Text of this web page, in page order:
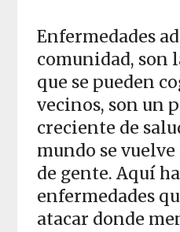
Enfermedades
comunidad, son
que se pueden
vecinos, son un
creciente de
mundo se
de gente. Aquí
enfermedades
atacar donde